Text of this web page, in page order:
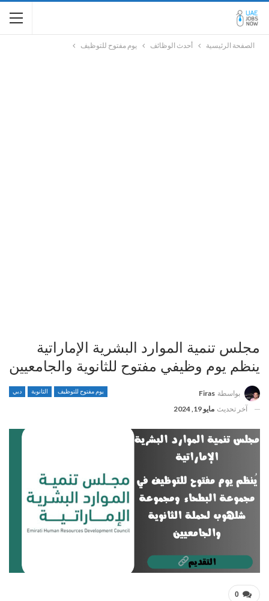
الصفحة الرئيسية أحدث الوظائف يوم مفتوح للتوظيف
مجلس تنمية الموارد البشرية الإماراتية
ينظم يوم وظيفي مفتوح للثانوية والجامعيين
يوم مفتوح للتوظيف الثانوية دبي بواسطة Firas
آخر تحديث مايو 19, 2024
0